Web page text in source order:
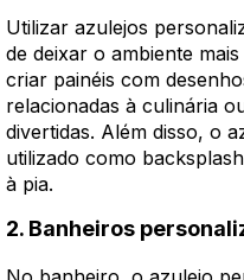
Utilizar azulejos
de deixar o ambiente
criar painéis com
relacionadas à culinária
divertidas. Além disso, o
utilizado como
à pia.
2. Banheiros